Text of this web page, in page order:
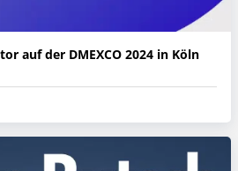
auf der DMEXCO 2024 in Köln